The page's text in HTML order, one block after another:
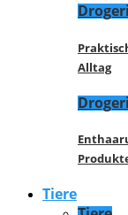
Alltag
Tiere